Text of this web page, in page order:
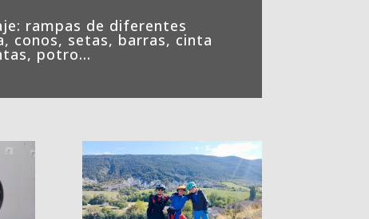
rampas de diferentes
conos, setas, barras, cinta
potro…